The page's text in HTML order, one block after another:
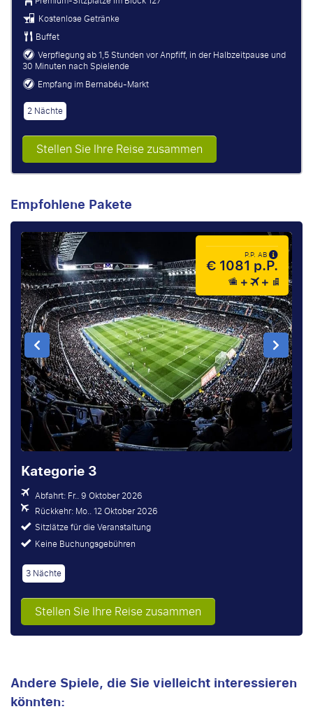
Kostenlose Getränke
Buffet
Verpflegung ab 1,5 Stunden vor Anpfiff, in der Halbzeitpause und
30 Minuten nach Spielende
Empfang im Bernabéu-Markt
2 Nächte
Stellen Sie Ihre Reise zusammen
Empfohlene Pakete
P.P. AB
€ 1081 p.P.
Kategorie 3
Abfahrt: Fr.. 9 Oktober 2026
Rückkehr: Mo.. 12 Oktober 2026
Sitzlätze für die Veranstaltung
Keine Buchungsgebühren
3 Nächte
Stellen Sie Ihre Reise zusammen
Andere Spiele, die Sie vielleicht interessieren
könnten: